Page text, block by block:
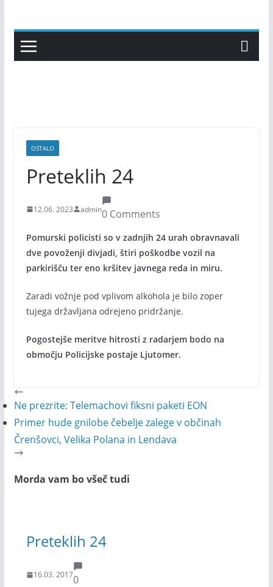
content
OSTALO
Preteklih 24
12.06. 2023 admin0 Comments
Pomurski policisti so v zadnjih 24 urah obravnavali
dve povoženji divjadi, štiri poškodbe vozil na
parkirišču ter eno kršitev javnega reda in miru.
Zaradi vožnje pod vplivom alkohola je bilo zoper
tujega državljana odrejeno pridržanje.
Pogostejše meritve hitrosti z radarjem bodo na
območju Policijske postaje Ljutomer.
Ne prezrite: Telemachovi fiksni paketi EON
Primer hude gnilobe čebelje zalege v občinah
Črenšovci, Velika Polana in Lendava
Morda vam bo všeč tudi
Preteklih 24
16.03. 20170